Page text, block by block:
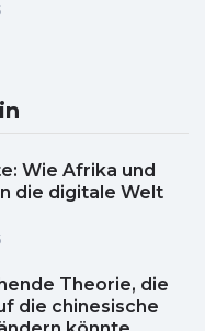
Wie Afrika und
die digitale Welt
Theorie, die
die chinesische